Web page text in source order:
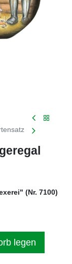
(Nr. 7100)
legen